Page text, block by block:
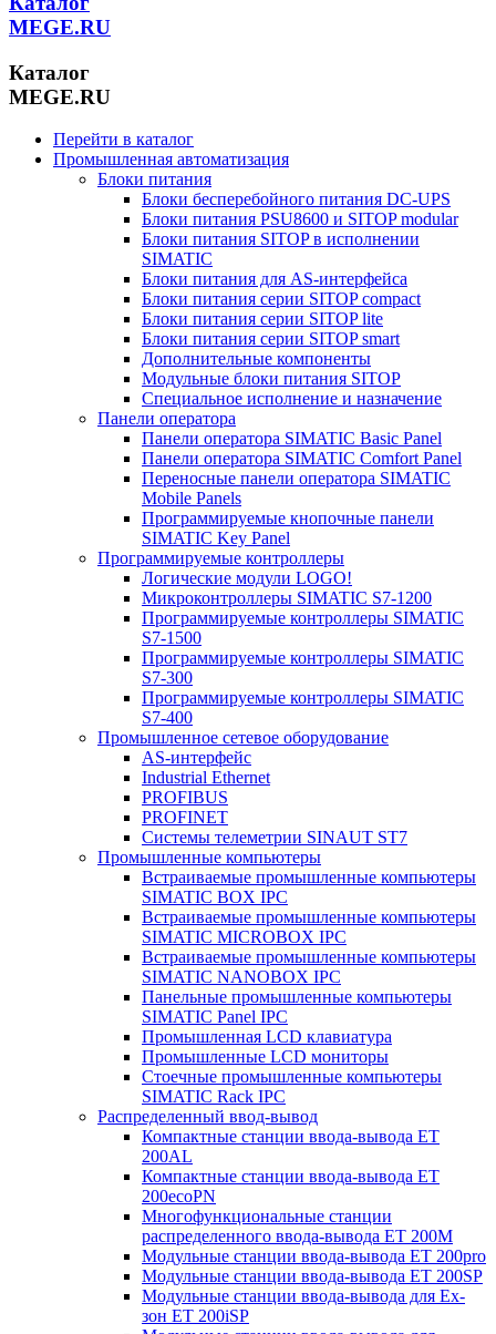
MEGE.RU
Каталог
MEGE.RU
Перейти в каталог
Промышленная автоматизация
Блоки питания
Блоки бесперебойного питания DC-UPS
Блоки питания PSU8600 и SITOP modular
Блоки питания SITOP в исполнении
SIMATIC
Блоки питания для AS-интерфейса
Блоки питания серии SITOP compact
Блоки питания серии SITOP lite
Блоки питания серии SITOP smart
Дополнительные компоненты
Модульные блоки питания SITOP
Специальное исполнение и назначение
Панели оператора
Панели оператора SIMATIC Basic Panel
Панели оператора SIMATIC Comfort Panel
Переносные панели оператора SIMATIC
Mobile Panels
Программируемые кнопочные панели
SIMATIC Key Panel
Программируемые контроллеры
Логические модули LOGO!
Микроконтроллеры SIMATIC S7-1200
Программируемые контроллеры SIMATIC
S7-1500
Программируемые контроллеры SIMATIC
S7-300
Программируемые контроллеры SIMATIC
S7-400
Промышленное сетевое оборудование
AS-интерфейс
Industrial Ethernet
PROFIBUS
PROFINET
Системы телеметрии SINAUT ST7
Промышленные компьютеры
Встраиваемые промышленные компьютеры
SIMATIC BOX IPC
Встраиваемые промышленные компьютеры
SIMATIC MICROBOX IPC
Встраиваемые промышленные компьютеры
SIMATIC NANOBOX IPC
Панельные промышленные компьютеры
SIMATIC Panel IPC
Промышленная LCD клавиатура
Промышленные LCD мониторы
Стоечные промышленные компьютеры
SIMATIC Rack IPC
Распределенный ввод-вывод
Компактные станции ввода-вывода ET
200AL
Компактные станции ввода-вывода ET
200ecoPN
Многофункциональные станции
распределенного ввода-вывода ET 200M
Модульные станции ввода-вывода ET 200pro
Модульные станции ввода-вывода ET 200SP
Модульные станции ввода-вывода для Ex-
зон ET 200iSP